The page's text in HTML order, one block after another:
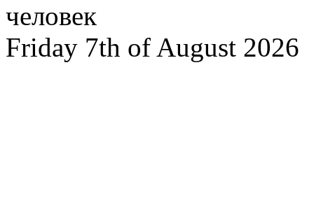
человек
Friday 7th of August 2026